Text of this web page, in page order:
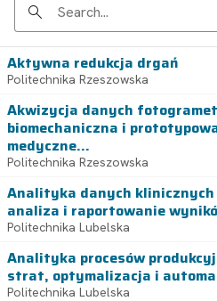
Search
Aktywna redukcja drgań
Politechnika Rzeszowska
Akwizycja danych
biomechaniczna i
medyczne...
Politechnika Rzeszowska
Analityka danych
analiza i raportowanie
Politechnika Lubelska
Analityka procesów
strat, optymalizacja i
Politechnika Lubelska